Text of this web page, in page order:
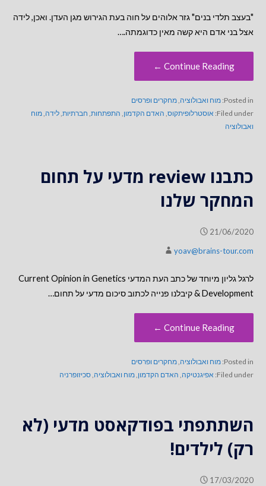
"בעצב תלדי בנים" גזר אלוהים על חוה בעת הגירוש מגן העדן. ואכן, לידה
אצל בני אדם היא קשה מאין כדוגמתה.…
Continue Reading ←
Posted in: מוח ואבולוציה מחקרים ופרסים
Filed under: אוסטרלופיתקוס, האדם הקדמון התפתחות, חברתיות, לידה מוח
ואבולוציה
כתבנו review מדעי על תחום
המחקר שלנו
21/06/2020
yoav@brains-tour.com
לרגל גליון מיוחד של כתב העת המדעי Current Opinion in Genetics
& Development קיבלנו פנייה לכתוב סיכום מדעי על תחום…
Continue Reading ←
Posted in: מוח ואבולוציה מחקרים ופרסים
Filed under: אפיגנטיקה האדם הקדמון מוח ואבולוציה סכיזופרניה
השתתפתי בפודקאסט מדעי (לא
רק) לילדים!
17/03/2020